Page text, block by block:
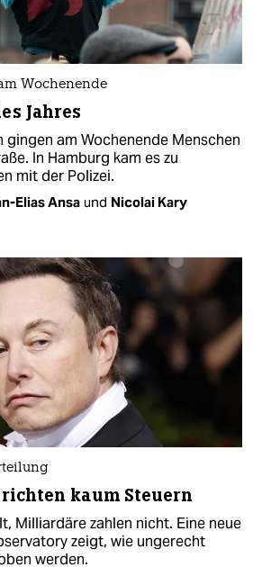
Wochenende
Jahres
gingen am Wochenende Menschen
In Hamburg kam es zu
mit der Polizei.
Elias Ansa und Nicolai Kary
kaum Steuern
Milliardäre zahlen nicht. Eine neue
zeigt, wie ungerecht
werden.